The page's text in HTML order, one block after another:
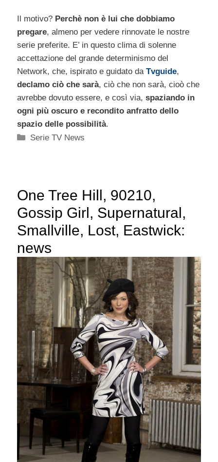
Il motivo? Perchè non è lui che dobbiamo
pregare, almeno per vedere rinnovate le nostre
serie preferite. E’ in questo clima di solenne
accettazione del grande determinismo del
Network, che, ispirato e guidato da Tvguide,
declamo ciò che sarà, ciò che non sarà, cioò che
avrebbe dovuto essere, e così via, spaziando in
ogni più oscuro e recondito anfratto dello
spazio delle possibilità.
Categorie
Serie TV News
One Tree Hill, 90210,
Gossip Girl, Supernatural,
Smallville, Lost, Eastwick:
news